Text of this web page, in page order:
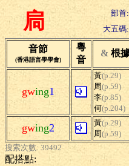
扃 部首:
大五碼:
音節
(香港語言學學會)
粵
音
& 根
gwing1
黃(p.29)
周(p.59)
李(p.85)
何(p.204)
gwing2 黃(p.29)
周(p.59)
搜索次數: 39492
配搭點: